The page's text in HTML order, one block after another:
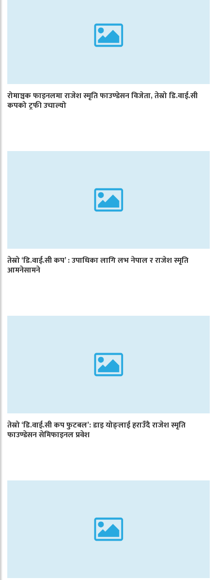
रोमाञ्चक फाइनलमा राजेश स्मृति फाउण्डेसन विजेता, तेस्रो डि.वाई.सी
कपको ट्रफी उचाल्यो
तेस्रो ‘डि.वाई.सी कप’ : उपाधिका लागि लभ नेपाल र राजेश स्मृति
आमनेसामने
तेस्रो ‘डि.वाई.सी कप फुटबल’: डाइ योङ्लाई हराउँदै राजेश स्मृति
फाउण्डेसन सेमिफाइनल प्रवेश